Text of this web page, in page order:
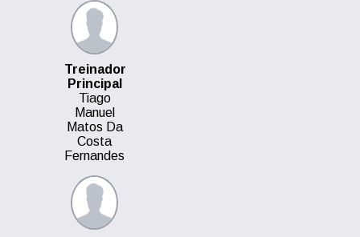
Treinador
Principal
Tiago
Manuel
Matos Da
Costa
Fernandes